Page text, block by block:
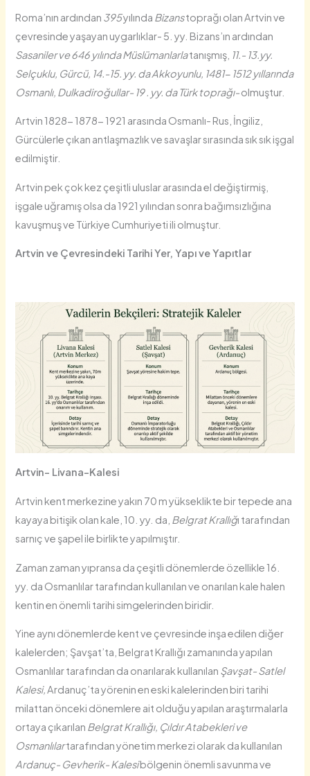
Roma’nın ardından 395yılında Bizanstoprağı olan Artvin ve
çevresinde yaşayan uygarlıklar- 5. yy. Bizans’ın ardından
Sasaniler ve 646 yılında Müslümanlarlatanışmış, 11.- 13.yy.
Selçuklu, Gürcü, 14.-15. yy. da Akkoyunlu, 1481- 1512 yıllarında
Osmanlı, Dulkadiroğullar- 19 . yy. da Türk toprağı-olmuştur.
Artvin 1828- 1878- 1921 arasında Osmanlı- Rus, İngiliz,
Gürcülerle çıkan antlaşmazlık ve savaşlar sırasında sık sık işgal
edilmiştir.
Artvin pek çok kez çeşitli uluslar arasında el değiştirmiş,
işgale uğramış olsa da 1921 yılından sonra bağımsızlığına
kavuşmuş ve Türkiye Cumhuriyeti ili olmuştur.
Artvin ve Çevresindeki Tarihi Yer, Yapı ve Yapıtlar
Artvin- Livana-Kalesi
Artvin kent merkezine yakın 70 m yükseklikte bir tepede ana
kayaya bitişik olan kale, 10. yy. da, Belgrat Krallığı tarafından
sarnıç ve şapel ile birlikte yapılmıştır.
Zaman zaman yıpransa da çeşitli dönemlerde özellikle 16.
yy. da Osmanlılar tarafından kullanılan ve onarılan kale halen
kentin en önemli tarihi simgelerinden biridir.
Yine aynı dönemlerde kent ve çevresinde inşa edilen diğer
kalelerden; Şavşat’ta, Belgrat Krallığı zamanında yapılan
Osmanlılar tarafından da onarılarak kullanılan Şavşat- Satlel
Kalesi,Ardanuç’ta yörenin en eski kalelerinden biri tarihi
milattan önceki dönemlere ait olduğu yapılan araştırmalarla
ortaya çıkarılan Belgrat Krallığı, Çıldır Atabekleri ve
Osmanlılartarafından yönetim merkezi olarak da kullanılan
Ardanuç- Gevherik- Kalesibölgenin önemli savunma ve